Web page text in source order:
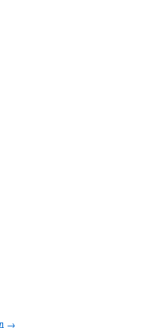
→